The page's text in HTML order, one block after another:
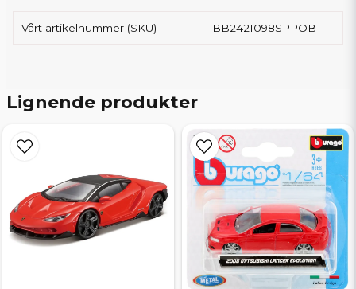
Vårt artikelnummer (SKU) BB2421098SPPOB
Lignende produkter